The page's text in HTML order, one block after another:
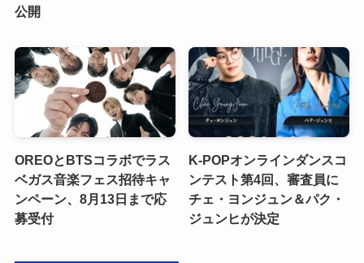
公開
OREOとBTSコラボでラス
ベガス音楽フェス招待キャ
ンペーン、8月13日まで応
募受付
K-POPオンラインダンスコ
ンテスト第4回、審査員に
チェ・ヨンジュン＆パク・
ジュンヒが決定